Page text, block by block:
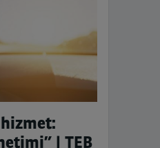
| TEB